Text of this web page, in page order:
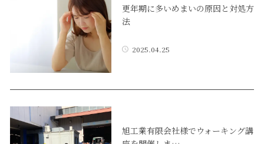
更年期に多いめまいの原因と対処方
法
2025.04.25
旭工業有限会社様でウォーキング講